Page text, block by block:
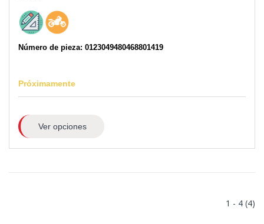
Número de pieza: 0123049480468801419
Próximamente
Ver opciones
1 - 4 (4)